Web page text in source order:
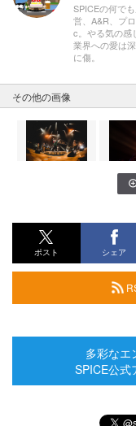
SPICEの何で
営、A&R、プ
c。やる気の感
業界への愛は
に傷。
その他の画像
ポスト シェア
多彩なエ
SPICE公式